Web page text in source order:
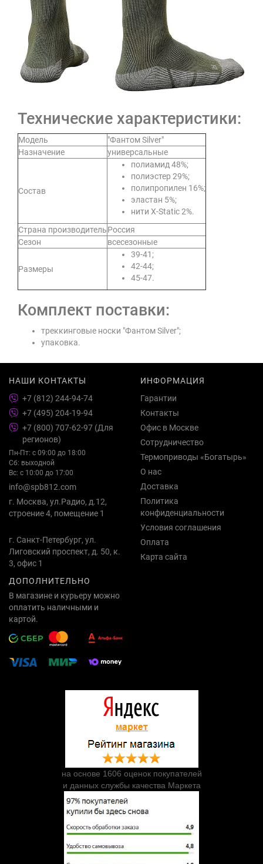
Технические характеристики:
Модель
"Фантом Silver"
Назначение
универсальные
Состав
полиамид 48%;
полиэстер 29%;
полипропилен 16%;
эластан 5%;
нити X-Static 2%.
Страна производительРоссия
Сезон
всесезонные
Размеры
39-41;
42-44;
45-47.
Комплект поставки:
треккинговые носки "Фантом Silver";
упаковка.
НАШИ КОНТАКТЫ
+7 (812) 244-94-74
+7 (495) 204-19-94
+7 (800) 707-62-97 (Для
регионов)
Пн-Пт: с 09:00 до 18:00
Сб: выходной
Вс: с 10:00 до 17:00
info@spb812.com
г. Москва, ул.Радио, д.12,
строение 4, помещение 1
г. Санкт-Петербург, ул.
Лиговский проспект, д. 50, к.
3, офис 1
ИНФОРМАЦИЯ
Гарантии
Контакты
Офис в Москве
Сотрудничество
Термоприводы «Богатырь»
О нас
Доставка
Политика
конфиденциальности
Условия соглашения
Оплата
Карта сайта
ДОПОЛНИТЕЛЬНО
В магазине и курьеру можно
оплатить наличными и
картой.
на основе 1606 оценок покупателей
и данных службы качества Маркета